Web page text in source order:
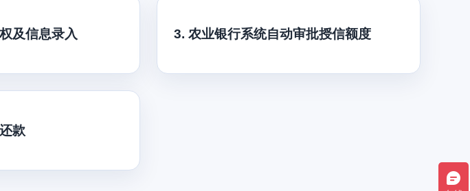
及信息录入 3. 农业银行系统自动审批授信额度
款